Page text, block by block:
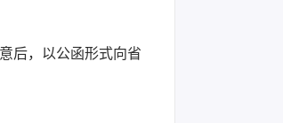
后，以公函形式向省